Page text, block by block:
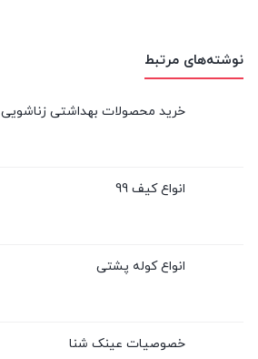
نوشته‌های مرتبط
خرید محصولات بهداشتی زناشویی
انواع کیف 99
انواع کوله پشتی
خصوصیات عینک شنا